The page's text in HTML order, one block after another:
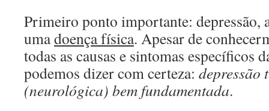
Primeiro ponto importante: depressão,
umadoença física. Apesar de
todas as causas e sintomas específicos
podemos dizer com certeza: depressão
(neurológica) bem fundamentada.